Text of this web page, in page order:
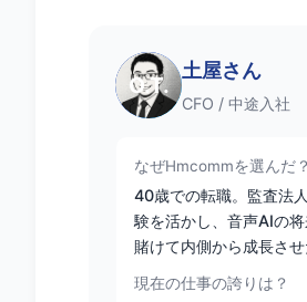
O.T.
土屋さん
CFO / 中途入社
なぜHmcommを選んだ？
40歳での転職。監査法
験を活かし、音声AIの将
賭けて内側から成長さ
現在の仕事の誇りは？